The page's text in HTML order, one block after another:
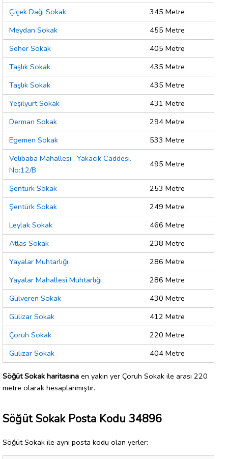
Çiçek Dağı Sokak
345 Metre
Meydan Sokak
455 Metre
Seher Sokak
405 Metre
Taşlık Sokak
435 Metre
Taşlık Sokak
435 Metre
Yeşilyurt Sokak
431 Metre
Derman Sokak
294 Metre
Egemen Sokak
533 Metre
Velibaba Mahallesi , Yakacık Caddesi.
No:12/B
495 Metre
Şentürk Sokak
253 Metre
Şentürk Sokak
249 Metre
Leylak Sokak
466 Metre
Atlas Sokak
238 Metre
Yayalar Muhtarlığı
286 Metre
Yayalar Mahallesi Muhtarlığı
286 Metre
Gülveren Sokak
430 Metre
Gülizar Sokak
412 Metre
Çoruh Sokak
220 Metre
Gülizar Sokak
404 Metre
Söğüt Sokak haritasına en yakın yer Çoruh Sokak ile arası 220
metre olarak hesaplanmıştır.
Söğüt Sokak Posta Kodu 34896
Söğüt Sokak ile aynı posta kodu olan yerler: